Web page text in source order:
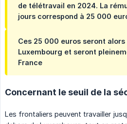
de télétravail en 2024. La
jours correspond à 25 000
Ces 25 000 euros seront alors
Luxembourg et seront
France
Concernant le seuil de la
Les frontaliers peuvent travailler